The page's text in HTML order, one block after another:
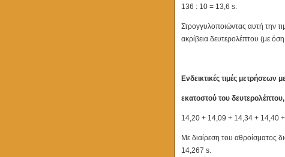
136 : 10 = 13,6 s.
Στρογγυλοποιώντας αυτή την
ακρίβεια δευτερολέπτου (με
Ενδεικτικές τιμές μετρήσεων
εκατοστού του δευτερολέπτου,
14,20 + 14,09 + 14,34 + 14,40
Με διαίρεση του αθροίσματος
14,267 s.